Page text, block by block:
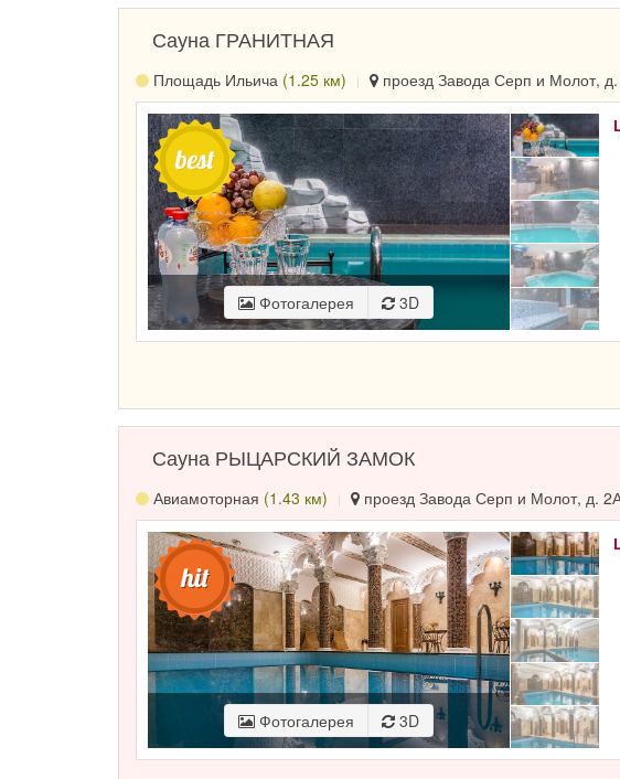
Сауна ГРАНИТНАЯ
Площадь Ильича (1.25 км) проезд Завода Серп и Молот,
Фотогалерея 3D
Сауна РЫЦАРСКИЙ ЗАМОК
Авиамоторная (1.43 км) проезд Завода Серп и Молот, д.
Фотогалерея 3D